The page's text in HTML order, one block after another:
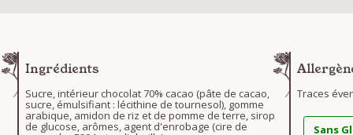
Ingrédients
Sucre, intérieur chocolat 70% cacao (pâte de cacao,
sucre, émulsifiant : lécithine de tournesol), gomme
arabique, amidon de riz et de pomme de terre, sirop
de glucose, arômes, agent d'enrobage (cire de
Traces
Sans